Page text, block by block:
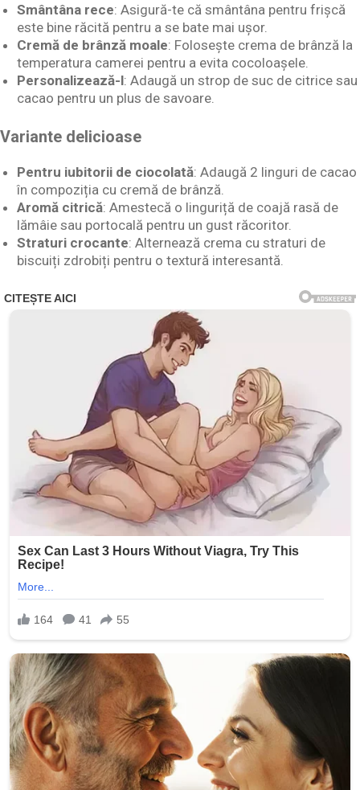
Smântâna rece: Asigură-te că smântâna pentru frișcă
este bine răcită pentru a se bate mai ușor.
Cremă de brânză moale: Folosește crema de brânză la
temperatura camerei pentru a evita cocoloașele.
Personalizează-l: Adaugă un strop de suc de citrice sau
cacao pentru un plus de savoare.
Variante delicioase
Pentru iubitorii de ciocolată: Adaugă 2 linguri de cacao
în compoziția cu cremă de brânză.
Aromă citrică: Amestecă o linguriță de coajă rasă de
lămâie sau portocală pentru un gust răcoritor.
Straturi crocante: Alternează crema cu straturi de
biscuiți zdrobiți pentru o textură interesantă.